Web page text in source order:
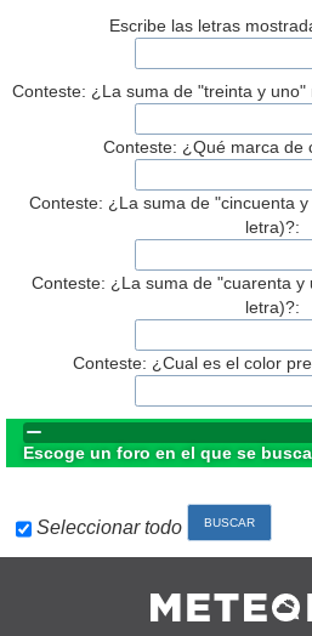
Escribe las letras
Conteste: ¿La suma de "treinta y
Conteste: ¿Qué marca de
Conteste: ¿La suma de "cincuenta
letra)?:
Conteste: ¿La suma de "cuarenta y
letra)?:
Conteste: ¿Cual es el color
Escoge un foro en el que se
Seleccionar todo